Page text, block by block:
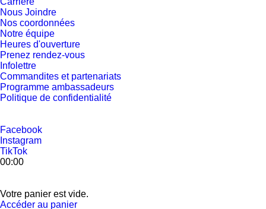
Nous Joindre
Nos coordonnées
Notre équipe
Heures d'ouverture
Prenez rendez-vous
Infolettre
Commandites et partenariats
Programme ambassadeurs
Politique de confidentialité
Facebook
Instagram
TikTok
00:00
Votre panier est vide.
Accéder au panier